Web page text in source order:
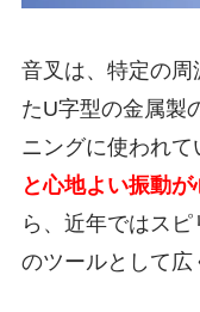
音叉は、特定の
たU字型の金属製
ニングに使われ
と心地よい振動
ら、近年ではス
のツールとして広